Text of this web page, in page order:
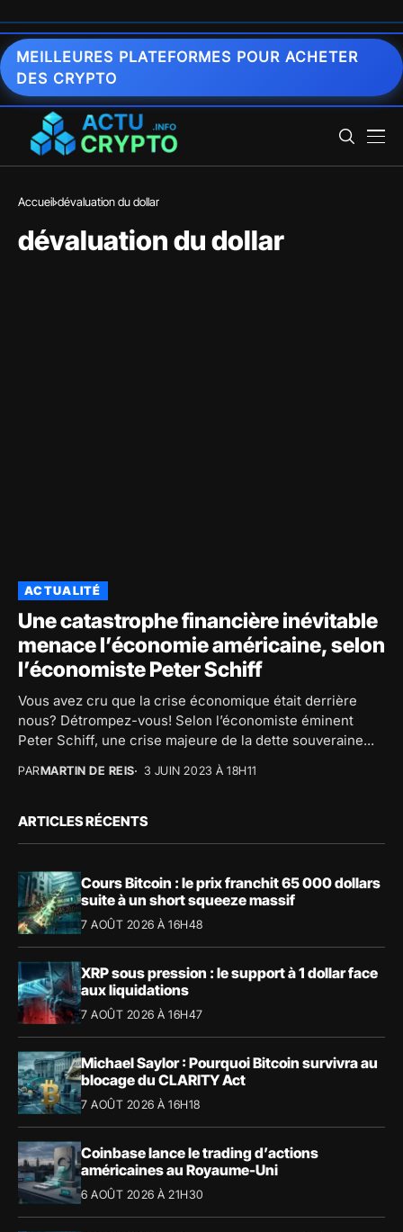
MEILLEURES PLATEFORMES POUR ACHETER
DES CRYPTO
Accueil dévaluation du dollar
dévaluation du dollar
ACTUALITÉ
Une catastrophe financière inévitable
menace l’économie américaine, selon
l’économiste Peter Schiff
Vous avez cru que la crise économique était derrière
nous? Détrompez-vous! Selon l’économiste éminent
Peter Schiff, une crise majeure de la dette souveraine...
PARMARTIN DE REIS 3 JUIN 2023 À 18H11
ARTICLES RÉCENTS
Cours Bitcoin : le prix franchit 65 000 dollars
suite à un short squeeze massif
7 AOÛT 2026 À 16H48
XRP sous pression : le support à 1 dollar face
aux liquidations
7 AOÛT 2026 À 16H47
Michael Saylor : Pourquoi Bitcoin survivra au
blocage du CLARITY Act
7 AOÛT 2026 À 16H18
Coinbase lance le trading d’actions
américaines au Royaume-Uni
6 AOÛT 2026 À 21H30